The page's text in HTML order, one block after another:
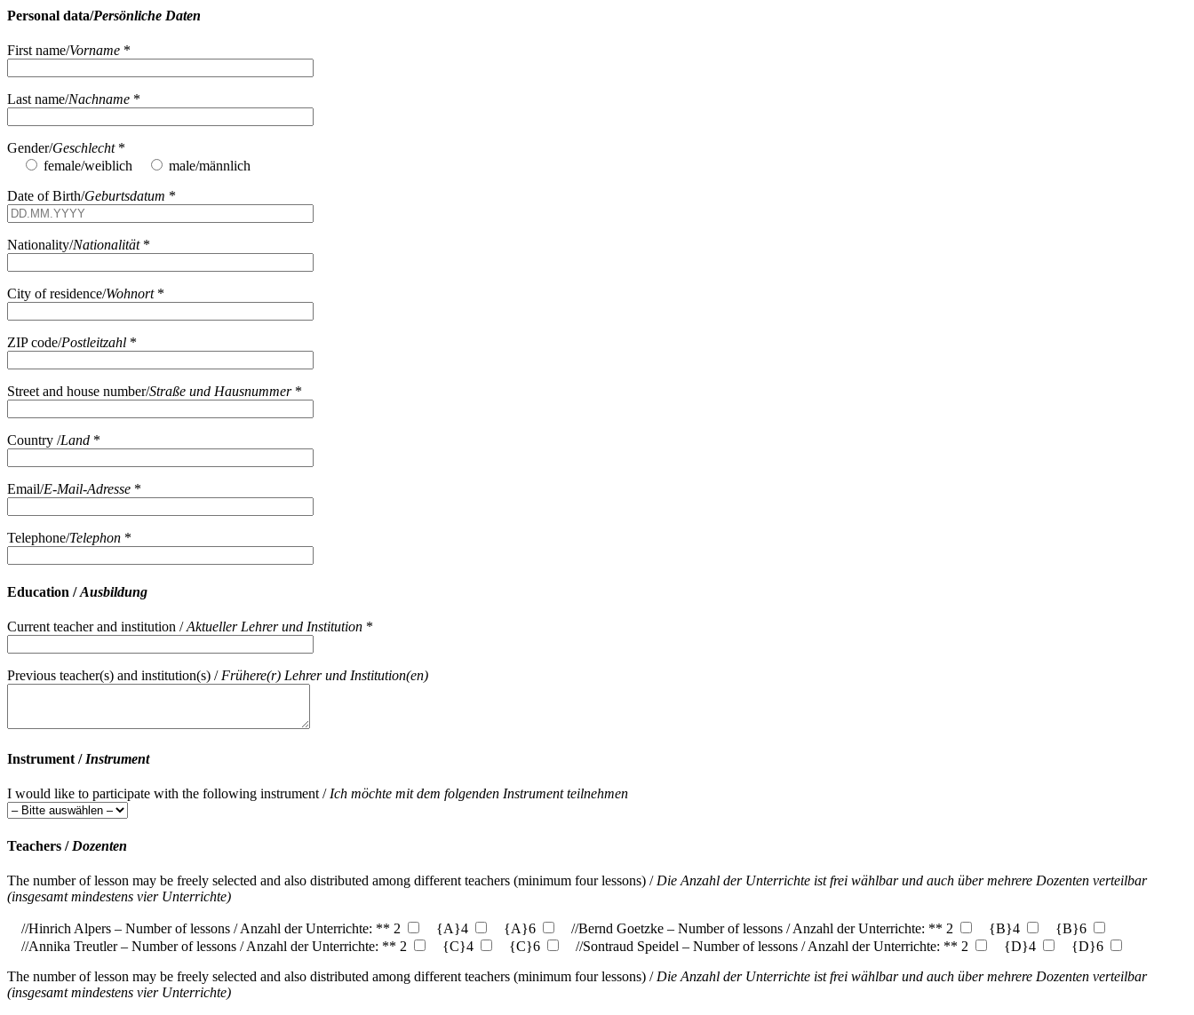
Personal data/Persönliche Daten
First name/Vorname *
Last name/Nachname *
Gender/Geschlecht*
female/weiblich
male/männlich
Date of Birth/Geburtsdatum *
Nationality/Nationalität*
City of residence/Wohnort*
ZIP code/Postleitzahl *
Street and house number/Straße und Hausnummer*
Country /Land *
Email/E-Mail-Adresse *
Telephone/Telephon *
Education /Ausbildung
Current teacher and institution /Aktueller Lehrer und Institution *
Previous teacher(s) and institution(s) / Frühere(r) Lehrer und Institution(en)
Instrument / Instrument
I would like to participate with the following instrument /Ich möchte mit dem folgenden Instrument teilnehmen
Teachers / Dozenten
The number of lesson may be freely selected and also distributed among different teachers (minimum four lessons) / Die Anzahl der Unterrichte ist frei wählbar und auch über mehrere Dozenten verteilbar
(insgesamt mindestens vier Unterrichte)
//Hinrich Alpers – Number of lessons / Anzahl der Unterrichte: ** 2 {A}4 {A}6 //Bernd Goetzke – Number of lessons / Anzahl der Unterrichte: ** 2 {B}4
{B}6
//Annika Treutler – Number of lessons / Anzahl der Unterrichte: ** 2
{C}4 {C}6 //Sontraud Speidel – Number of lessons / Anzahl der Unterrichte: ** 2 {D}4
{D}6
The number of lesson may be freely selected and also distributed among different teachers (minimum four lessons) / Die Anzahl der Unterrichte ist frei wählbar und auch über mehrere Dozenten verteilbar
(insgesamt mindestens vier Unterrichte)